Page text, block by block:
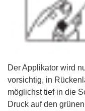
Der Applikator wird
vorsichtig, in
möglichst tief in die
Druck auf den